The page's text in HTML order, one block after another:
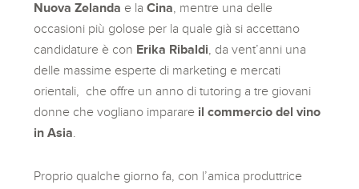
Nuova Zelanda e laCina , mentre una delle
occasioni più golose per la quale già si accettano
candidature è con Erika Ribaldi , da vent’anni una
delle massime esperte di marketing e mercati
orientali, che offre un anno di tutoring a tre giovani
donne che vogliano imparare il commercio del vino
in Asia
Proprio qualche giorno fa, con l’amica produttrice